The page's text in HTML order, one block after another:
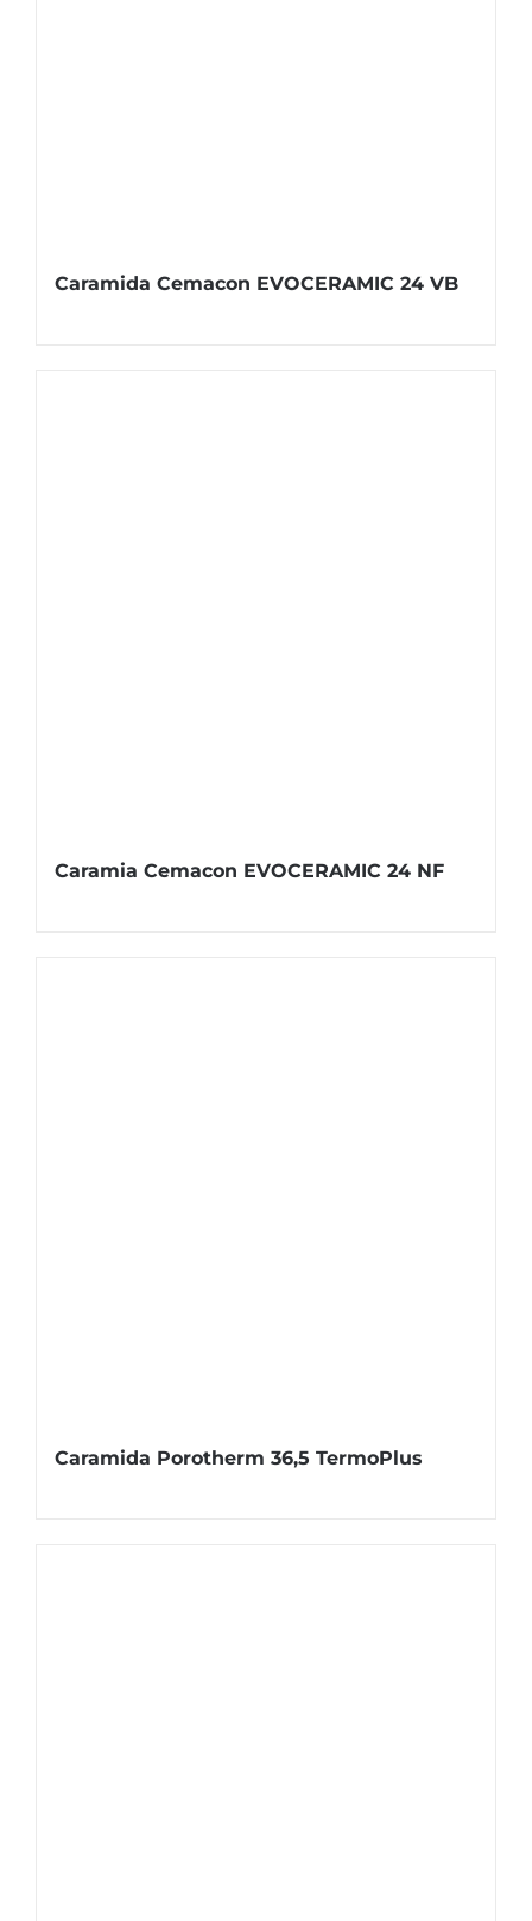
Caramida Cemacon EVOCERAMIC 24 VB
Caramia Cemacon EVOCERAMIC 24 NF
Caramida Porotherm 36,5 TermoPlus